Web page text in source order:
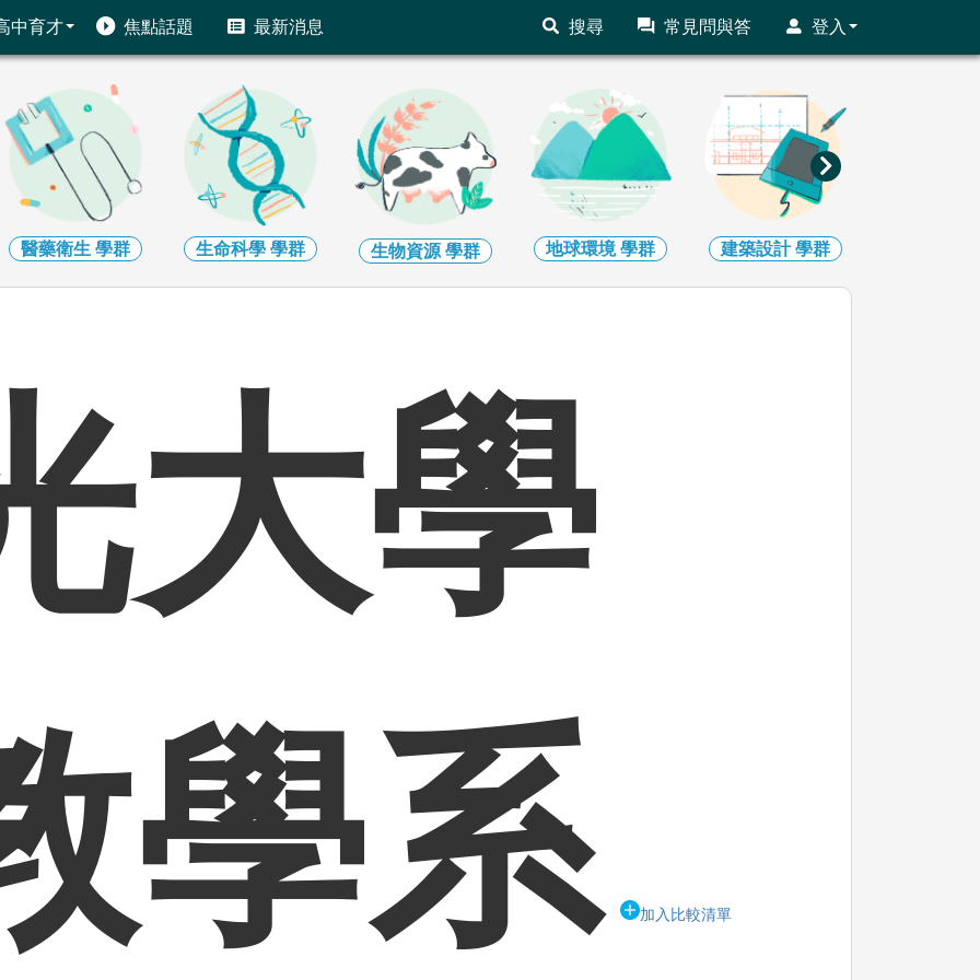
中育才 焦點話題 最新消息 搜尋 常見問與答 登入
醫藥衛生 學群 生命科學 學群 生物資源學群 地球環境學群 建築設計學群
大學
學系
加入比較清單